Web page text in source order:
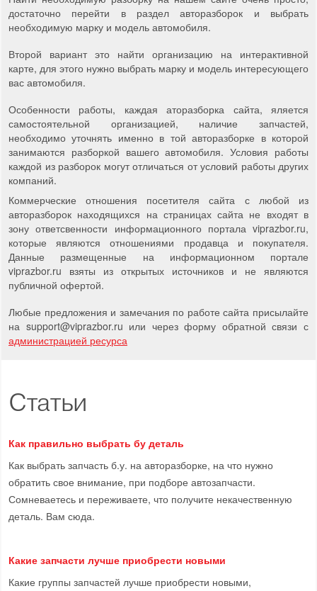
достаточно перейти в раздел авторазборок и выбрать
необходимую марку и модель автомобиля.
Второй вариант это найти организацию на интерактивной
карте, для этого нужно выбрать марку и модель интересующего
вас автомобиля.
Особенности работы, каждая аторазборка сайта, яляется
самостоятельной организацией, наличие запчастей,
необходимо уточнять именно в той авторазборке в которой
занимаются разборкой вашего автомобиля. Условия работы
каждой из разборок могут отличаться от условий работы других
компаний.
Коммерческие отношения посетителя сайта с любой из
авторазборок находящихся на страницах сайта не входят в
зону ответсвенности информационного портала viprazbor.ru,
которые являются отношениями продавца и покупателя.
Данные размещенные на информационном портале
viprazbor.ru взяты из открытых источников и не являются
публичной офертой.
Любые предложения и замечания по работе сайта присылайте
на support@viprazbor.ru или через форму обратной связи с
администрацией ресурса
Статьи
Как правильно выбрать бу деталь
Как выбрать запчасть б.у. на авторазборке, на что нужно
обратить свое внимание, при подборе автозапчасти.
Сомневаетесь и переживаете, что получите некачественную
деталь. Вам сюда.
Какие запчасти лучше приобрести новыми
Какие группы запчастей лучше приобрести новыми,